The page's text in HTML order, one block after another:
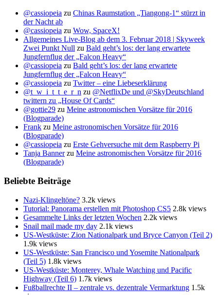
@cassiopeia zu Chinas Raumstation „Tiangong-1“ stürzt in
der Nacht ab
@cassiopeia zu Wow, SpaceX!
Allgemeines Live-Blog ab dem 3. Februar 2018 | Skyweek
Zwei Punkt Null zu Bald geht’s los: der lang erwartete
Jungfernflug der „Falcon Heavy“
@cassiopeia zu Bald geht’s los: der lang erwartete
Jungfernflug der „Falcon Heavy“
@cassiopeia zu Twitter – eine Liebeserklärung
@t_w_i_t_t_e_r_n zu @NetflixDe und @SkyDeutschland
twittern zu „House Of Cards“
@gottie29 zu Meine astronomischen Vorsätze für 2016
(Blogparade)
Frank zu Meine astronomischen Vorsätze für 2016
(Blogparade)
@cassiopeia zu Erste Gehversuche mit dem Raspberry Pi
Tanja Bannerzu Meine astronomischen Vorsätze für 2016
(Blogparade)
Beliebte Beiträge
Nazi-Klingeltöne? 3.2k views
Tutorial: Panorama erstellen mit Photoshop CS5 2.8k views
Gesammelte Links der letzten Wochen 2.2k views
Snail mail made my day 2.1k views
US-Westküste: Zion Nationalpark und Bryce Canyon (Teil 2)
1.9k views
US-Westküste: San Francisco und Yosemite Nationalpark
(Teil 5) 1.8k views
US-Westküste: Monterey, Whale Watching und Pacific
Highway (Teil 6) 1.7k views
Fußballrechte II – zentrale vs. dezentrale Vermarktung 1.5k